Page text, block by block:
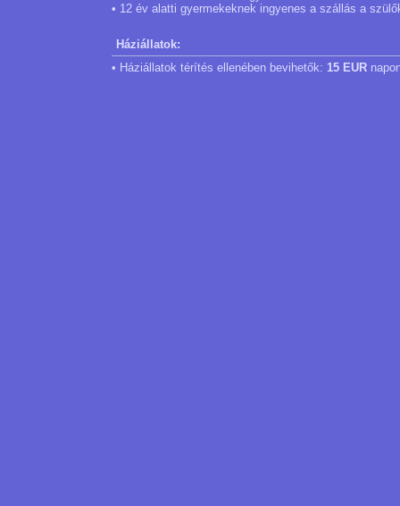
• 12 év alatti gyermekeknek ingyenes a szállás a
Háziállatok:
• Háziállatok térítés ellenében bevihetők: 15 EUR